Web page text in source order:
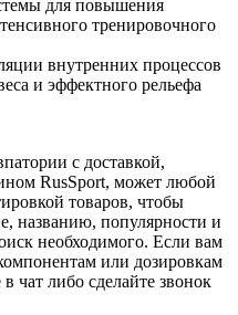
для повышения
тренировочного
внутренних процессов
и эффектного рельефа
с доставкой,
RusSport, может любой
товаров, чтобы
названию, популярности и
необходимого. Если вам
или дозировкам
чат либо сделайте звонок